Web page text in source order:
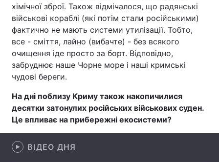
Спорт Наука
Техно і зв'язок Лайт
Інциденти
Здоров'я Туризм
Цікавинки
Екологія Регіони
Лонгріди
хімічної зброї. Також відмічалося, що радянські
військові кораблі (які потім стали російськими)
фактично не мають системи утилізації. Тобто,
все - сміття, лайно (вибачте) - без всякого
очищення іде просто за борт. Відповідно,
забруднює наше Чорне море і наші кримські
чудові береги.
На дні поблизу Криму також накопичилися
десятки затонулих російських військових суден.
Це впливає на прибережні екосистеми?
ВІДЕО ДНЯ